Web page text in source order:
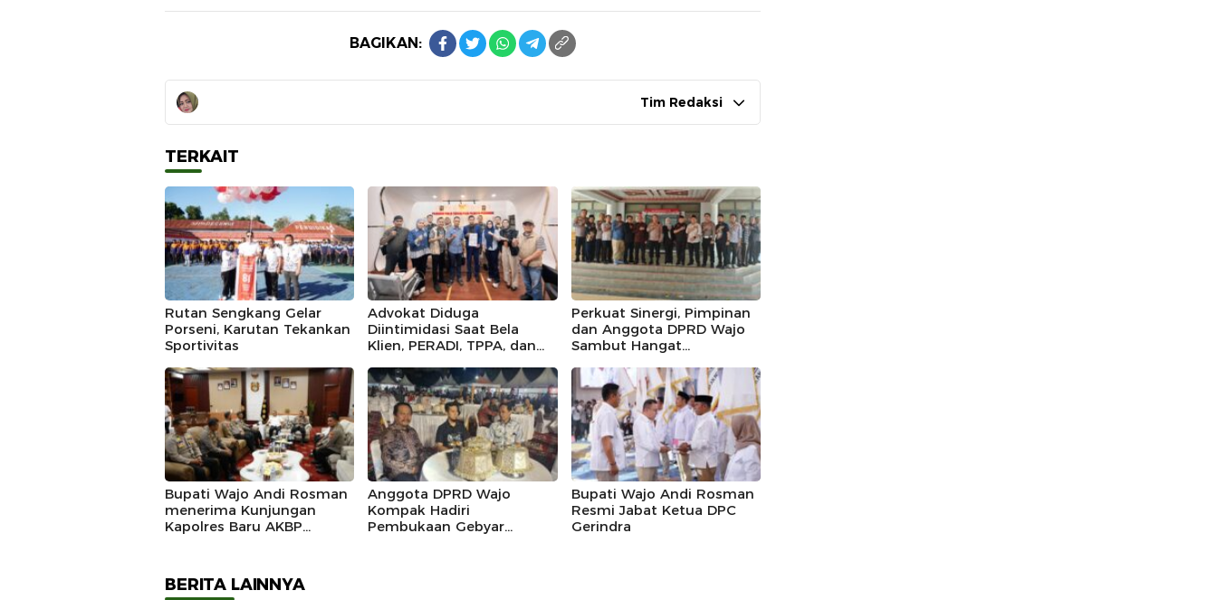
BAGIKAN:
Tim Redaksi
TERKAIT
Rutan Sengkang Gelar
Porseni, Karutan Tekankan
Sportivitas
Advokat Diduga
Diintimidasi Saat Bela
Klien, PERADI, TPPA, dan
Polda Riau Usut Tuntas
Dugaan Premanisme
Perkuat Sinergi, Pimpinan
dan Anggota DPRD Wajo
Sambut Hangat
Kapolres Wajo yang Baru,
Bupati Wajo Andi Rosman
menerima Kunjungan
Kapolres Baru AKBP
Sinergi
Anggota DPRD Wajo
Kompak Hadiri
Pembukaan Gebyar
Bupati Wajo Andi Rosman
Resmi Jabat Ketua DPC
Gerindra
BERITA LAINNYA